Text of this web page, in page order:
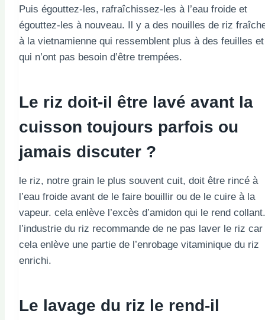
Puis égouttez-les, rafraîchissez-les à l’eau froide et
égouttez-les à nouveau. Il y a des nouilles de riz
à la vietnamienne qui ressemblent plus à des feuilles et
qui n’ont pas besoin d’être trempées.
Le riz doit-il être lavé avant la
cuisson toujours parfois ou
jamais discuter ?
le riz, notre grain le plus souvent cuit, doit être rincé à
l’eau froide avant de le faire bouillir ou de le cuire à la
vapeur. cela enlève l’excès d’amidon qui le rend collant.
l’industrie du riz recommande de ne pas laver le riz car
cela enlève une partie de l’enrobage vitaminique du riz
enrichi.
Le lavage du riz le rend-il